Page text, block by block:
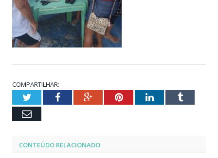
COMPARTILHAR:
TwitterFacebookGoogle+PinterestLinkedInTumblr
Email
CONTEÚDO RELACIONADO